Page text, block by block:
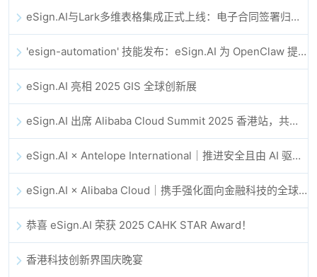
eSign.AI与Lark多维表格集成正式上线：电子合同签署归档全程自动化
'esign-automation' 技能发布：eSign.AI 为 OpenClaw 提供自动化电子签名能力
eSign.AI 亮相 2025 GIS 全球创新展
eSign.AI 出席 Alibaba Cloud Summit 2025 香港站，共同探讨 AI 驱动的云创新与数字信任未来
eSign.AI × Antelope International｜推进安全且由 AI 驱动的数字化工作流
eSign.AI × Alibaba Cloud｜携手强化面向金融科技的全球数字信任
恭喜 eSign.AI 荣获 2025 CAHK STAR Award！
香港科技创新界国庆晚宴